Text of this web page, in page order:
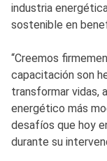
industria
sostenible en
“Creemos
capacitación son
transformar vidas,
energético más
desafíos que hoy
durante su